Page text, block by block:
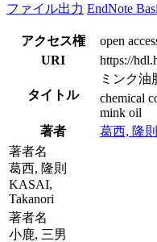
ファイル出力 EndNote
アクセス権
open
URI
https://
タイトル
ミンク油
chemical
mink oil
著者
葛西, 隆
著者名
葛西, 隆則
KASAI,
Takanori
著者名
小鹿, 三男